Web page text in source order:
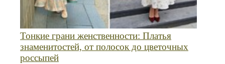
Тонкие грани женственности: Платья
знаменитостей, от полосок до цветочных
россыпей